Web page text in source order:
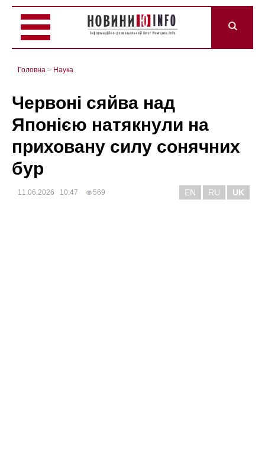
Головна > Наука
Червоні сяйва над
Японією натякнули на
приховану силу сонячних
бур
11.06.2026 10:47 569 EN RU UK